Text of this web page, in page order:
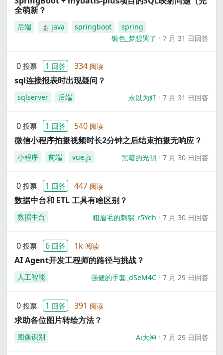
全萌新？
后端 java springboot
spring
银色_梦想哭了
7 月 31 日回答
0 投票 1 回答 334 阅读
sql连接报表时出现疑问？
sqlserver 后端 永以为好 7 月 31 日回答
0 投票 1 回答 540 阅读
微信小程序拍摄视频时长2分钟之后结束拍摄无响应？
小程序 前端 vue.js 黑暗的光明 7 月 30 日回答
0 投票 1 回答 447 阅读
数据中台和 ETL 工具有啥区别？
数据中台 粗眉毛的刺猬_r5Yeh 7 月 30 日回答
0 投票 6 回答 1k 阅读
AI Agent开发工程师的路径与挑战？
人工智能 强健的手套_dSeM4C 7 月 29 日回答
0 投票 1 回答 391 阅读
求助各位图片转绘方法？
图像识别 Ai大神 7 月 29 日回答